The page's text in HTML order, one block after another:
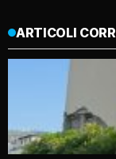
ARTICOLI